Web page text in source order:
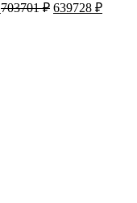
703701₽ 639728 ₽